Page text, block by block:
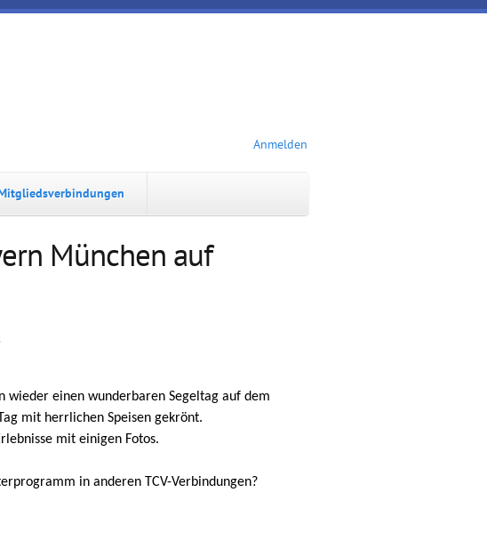
Anmelden
München auf
wieder einen wunderbaren Segeltag auf dem
mit herrlichen Speisen gekrönt.
mit einigen Fotos.
in anderen TCV-Verbindungen?